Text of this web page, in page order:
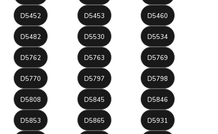
D5452 D5453 D5460
D5482 D5530 D5534
D5762 D5763 D5769
D5770 D5797 D5798
D5808 D5845 D5846
D5853 D5865 D5931